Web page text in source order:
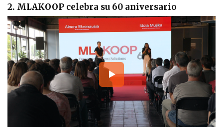
2. MLAKOOP celebra su 60 aniversario